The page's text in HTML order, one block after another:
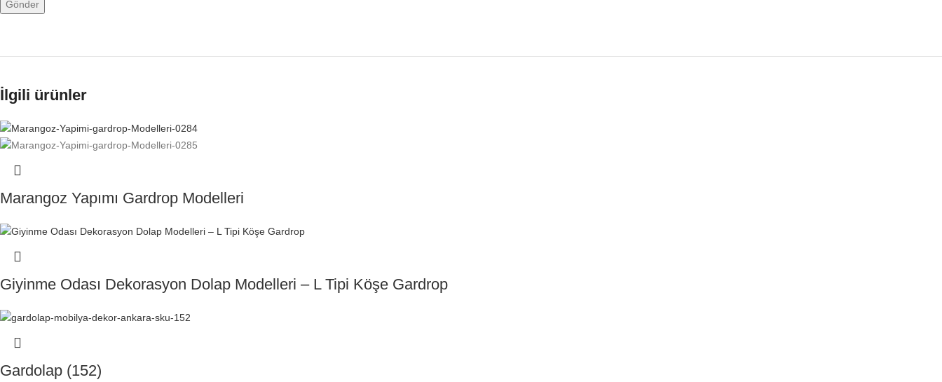
İlgili ürünler
Marangoz Yapımı Gardrop Modelleri
Giyinme Odası Dekorasyon Dolap Modelleri – L Tipi Köşe Gardrop
Gardolap (152)